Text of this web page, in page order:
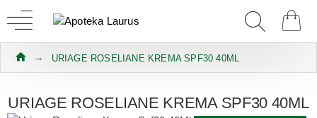
URIAGE ROSELIANE KREMA SPF30 40ML
URIAGE ROSELIANE KREMA SPF30 40ML